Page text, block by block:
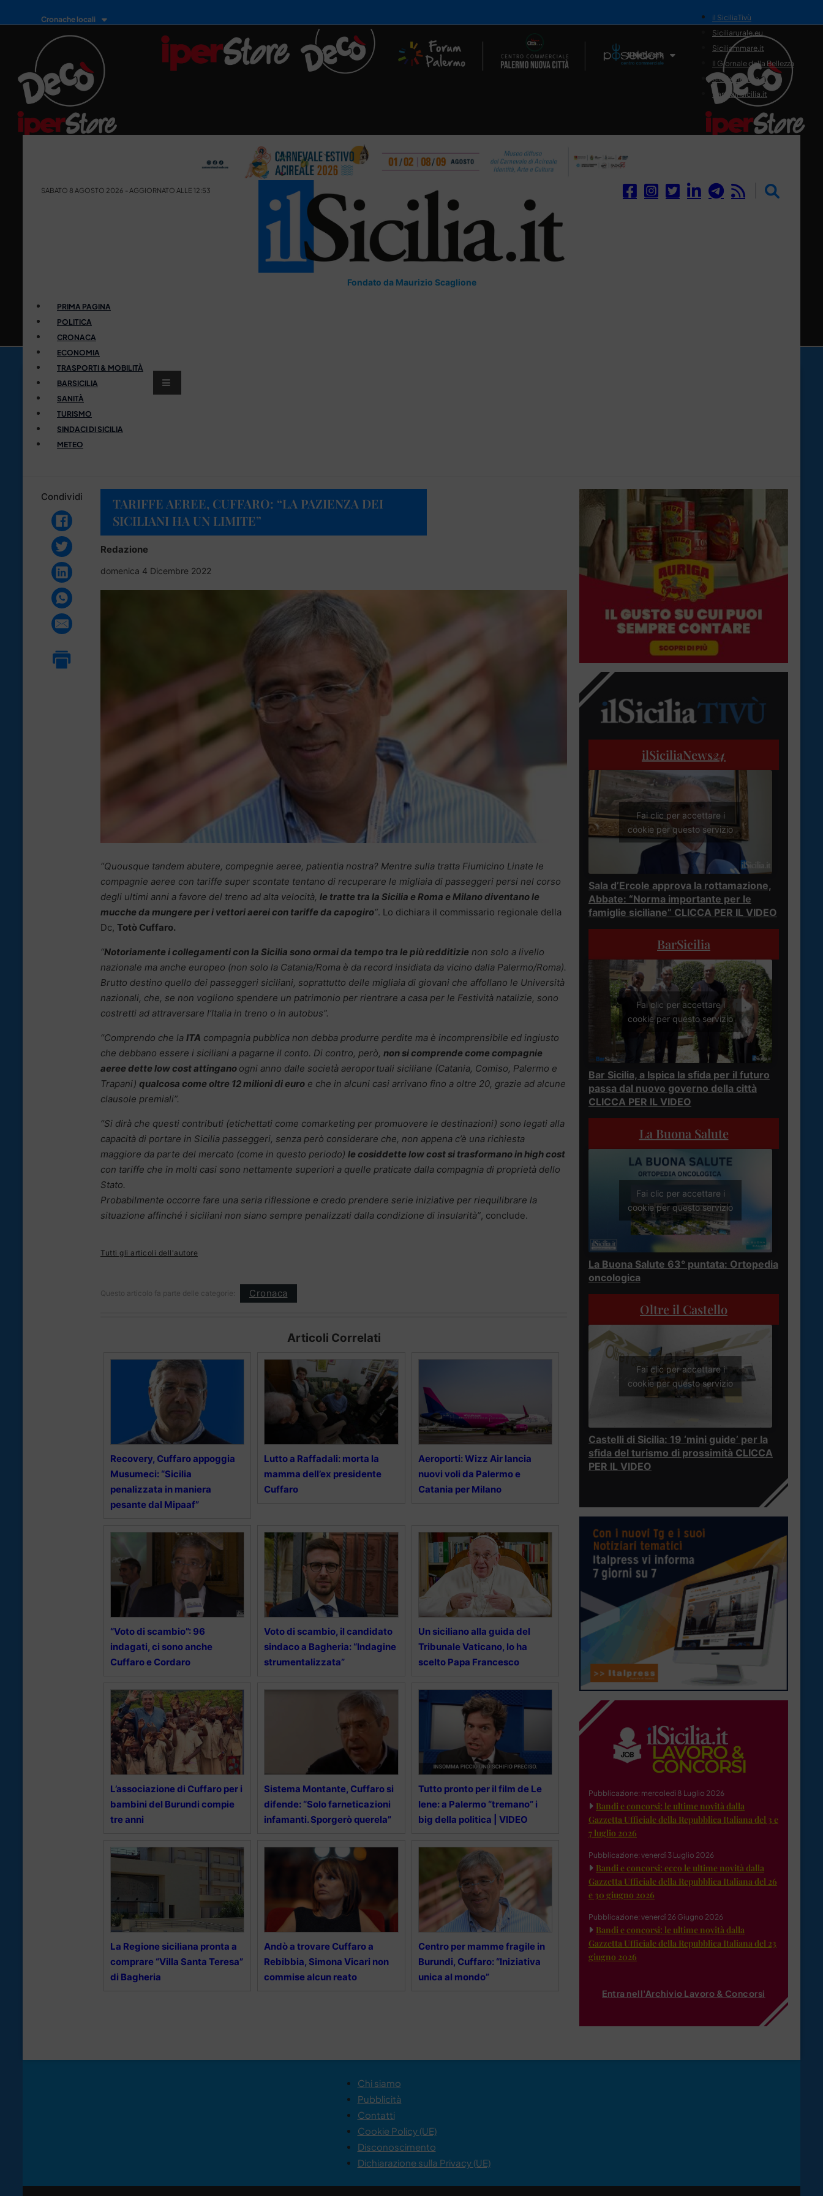
Cronache locali
Il Network
il SiciliaTivù
Siciliarurale.eu
Siciliammare.it
Il Giornale della Bellezza
Siciliamedica.it
Sanitainsicilia.it
SABATO 8 AGOSTO 2026 - AGGIORNATO ALLE 12:53
Fondato da Maurizio Scaglione
PRIMA PAGINA
POLITICA
CRONACA
ECONOMIA
TRASPORTI & MOBILITÀ
BARSICILIA
SANITÀ
TURISMO
SINDACI DI SICILIA
METEO
Condividi
TARIFFE AEREE, CUFFARO: “LA PAZIENZA DEI
SICILIANI HA UN LIMITE”
Redazione
domenica 4 Dicembre 2022
“Quousque tandem abutere, compegnie aeree, patientia nostra? Mentre sulla tratta Fiumicino Linate le
compagnie aeree con tariffe super scontate tentano di recuperare le migliaia di passeggeri persi nel corso
degli ultimi anni a favore del treno ad alta velocità, le tratte tra la Sicilia e Roma e Milano diventano le
mucche da mungere per i vettori aerei con tariffe da capogiro“. Lo dichiara il commissario regionale della
Dc, Totò Cuffaro.
“Notoriamente i collegamenti con la Sicilia sono ormai da tempo tra le più redditizie non solo a livello
nazionale ma anche europeo (non solo la Catania/Roma è da record insidiata da vicino dalla Palermo/Roma).
Brutto destino quello dei passeggeri siciliani, soprattutto delle migliaia di giovani che affollano le Università
nazionali, che, se non vogliono spendere un patrimonio per rientrare a casa per le Festività natalizie, sono
costretti ad attraversare l’Italia in treno o in autobus”.
“Comprendo che la ITA compagnia pubblica non debba produrre perdite ma è incomprensibile ed ingiusto
che debbano essere i siciliani a pagarne il conto. Di contro, però, non si comprende come compagnie
aeree dette low cost attingano ogni anno dalle società aeroportuali siciliane (Catania, Comiso, Palermo e
Trapani) qualcosa come oltre 12 milioni di euro e che in alcuni casi arrivano fino a oltre 20, grazie ad alcune
clausole premiali”.
“Si dirà che questi contributi (etichettati come comarketing per promuovere le destinazioni) sono legati alla
capacità di portare in Sicilia passeggeri, senza però considerare che, non appena c’è una richiesta
maggiore da parte del mercato (come in questo periodo) le cosiddette low cost si trasformano in high cost
con tariffe che in molti casi sono nettamente superiori a quelle praticate dalla compagnia di proprietà dello
Stato.
Probabilmente occorre fare una seria riflessione e credo prendere serie iniziative per riequilibrare la
situazione affinché i siciliani non siano sempre penalizzati dalla condizione di insularità”, conclude.
Tutti gli articoli dell'autore
Questo articolo fa parte delle categorie: Cronaca
Articoli Correlati
Recovery, Cuffaro appoggia
Musumeci: “Sicilia
penalizzata in maniera
pesante dal Mipaaf”
Lutto a Raffadali: morta la
mamma dell’ex presidente
Cuffaro
Aeroporti: Wizz Air lancia
nuovi voli da Palermo e
Catania per Milano
“Voto di scambio”: 96
indagati, ci sono anche
Cuffaro e Cordaro
Voto di scambio, il candidato
sindaco a Bagheria: “Indagine
strumentalizzata”
Un siciliano alla guida del
Tribunale Vaticano, lo ha
scelto Papa Francesco
L’associazione di Cuffaro per i
bambini del Burundi compie
tre anni
Sistema Montante, Cuffaro si
difende: “Solo farneticazioni
infamanti. Sporgerò querela”
Tutto pronto per il film de Le
Iene: a Palermo “tremano” i
big della politica | VIDEO
La Regione siciliana pronta a
comprare “Villa Santa Teresa”
di Bagheria
Andò a trovare Cuffaro a
Rebibbia, Simona Vicari non
commise alcun reato
Centro per mamme fragile in
Burundi, Cuffaro: “Iniziativa
unica al mondo”
ilSiciliaNews24
Fai clic per accettare i
cookie per questo servizio
Sala d’Ercole approva la rottamazione,
Abbate: “Norma importante per le
famiglie siciliane” CLICCA PER IL VIDEO
BarSicilia
Fai clic per accettare i
cookie per questo servizio
Bar Sicilia, a Ispica la sfida per il futuro
passa dal nuovo governo della città
CLICCA PER IL VIDEO
La Buona Salute
Fai clic per accettare i
cookie per questo servizio
La Buona Salute 63° puntata: Ortopedia
oncologica
Oltre il Castello
Fai clic per accettare i
cookie per questo servizio
Castelli di Sicilia: 19 ‘mini guide’ per la
sfida del turismo di prossimità CLICCA
PER IL VIDEO
Pubblicazione: mercoledì 8 Luglio 2026
Bandi e concorsi: le ultime novità dalla
Gazzetta Ufficiale della Repubblica Italiana del 3 e
7 luglio 2026
Pubblicazione: venerdì 3 Luglio 2026
Bandi e concorsi: ecco le ultime novità dalla
Gazzetta Ufficiale della Repubblica Italiana del 26
e 30 giugno 2026
Pubblicazione: venerdì 26 Giugno 2026
Bandi e concorsi: le ultime novità dalla
Gazzetta Ufficiale della Repubblica Italiana del 23
giugno 2026
Entra nell'Archivio Lavoro & Concorsi
Chi siamo
Pubblicità
Contatti
Cookie Policy (UE)
Disconoscimento
Dichiarazione sulla Privacy (UE)